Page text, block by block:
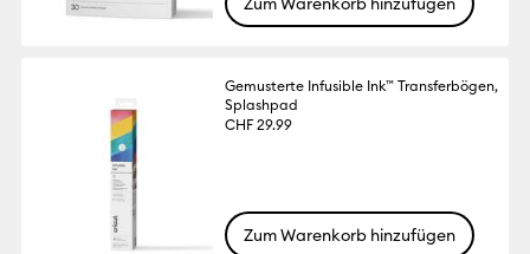
Gemusterte Infusible Ink™ Transferbögen,
Splashpad
CHF 29.99
Zum Warenkorb hinzufügen